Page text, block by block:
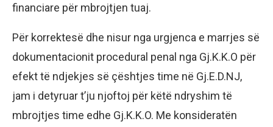
financiare për mbrojtjen tuaj.
Për korrektesë dhe nisur nga urgjenca e marrjes së
dokumentacionit procedural penal nga Gj.K.K.O për
efekt të ndjekjes së çështjes time në Gj.E.D.NJ,
jam i detyruar t’ju njoftoj për këtë ndryshim të
mbrojtjes time edhe Gj.K.K.O. Me konsideratën